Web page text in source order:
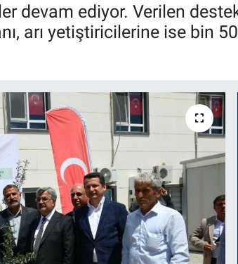
devam ediyor. Verilen
arı yetiştiricilerine ise bin